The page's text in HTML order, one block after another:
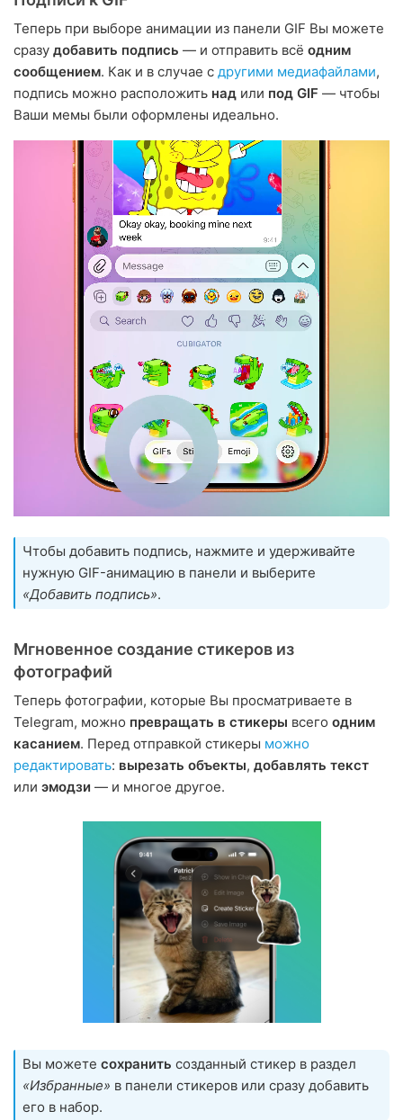
Теперь при выборе анимации из панели GIF Вы можете
сразу добавить подпись — и отправить всё одним
сообщением. Как и в случае с другими медиафайлами,
подпись можно расположить над или под GIF — чтобы
Ваши мемы были оформлены идеально.
Чтобы добавить подпись, нажмите и удерживайте
нужную GIF-анимацию в панели и выберите
«Добавить подпись».
Мгновенное создание стикеров из
фотографий
Теперь фотографии, которые Вы просматриваете в
Telegram, можно превращать в стикеры всего одним
касанием. Перед отправкой стикеры можно
редактировать: вырезать объекты, добавлять текст
или эмодзи — и многое другое.
Вы можете сохранить созданный стикер в раздел
«Избранные» в панели стикеров или сразу добавить
его в набор.